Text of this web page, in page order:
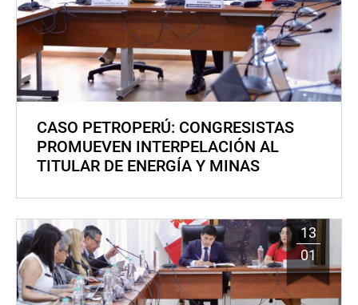
CASO PETROPERÚ: CONGRESISTAS
PROMUEVEN INTERPELACIÓN AL
TITULAR DE ENERGÍA Y MINAS
13
01